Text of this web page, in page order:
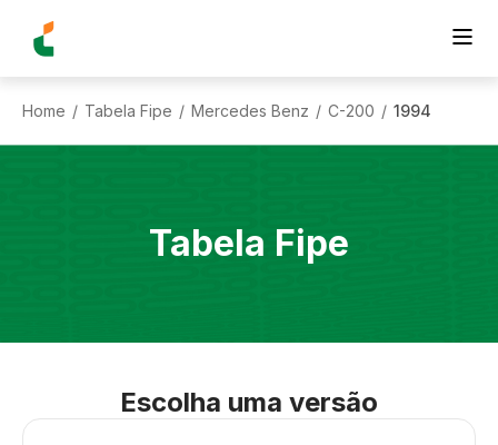
Home / Tabela Fipe / Mercedes Benz / C-200 / 1994
Tabela Fipe
Escolha uma versão